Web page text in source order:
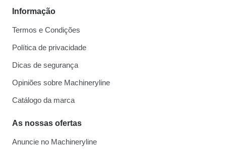
Informação
Termos e Condições
Política de privacidade
Dicas de segurança
Opiniões sobre Machineryline
Catálogo da marca
As nossas ofertas
Anuncie no Machineryline